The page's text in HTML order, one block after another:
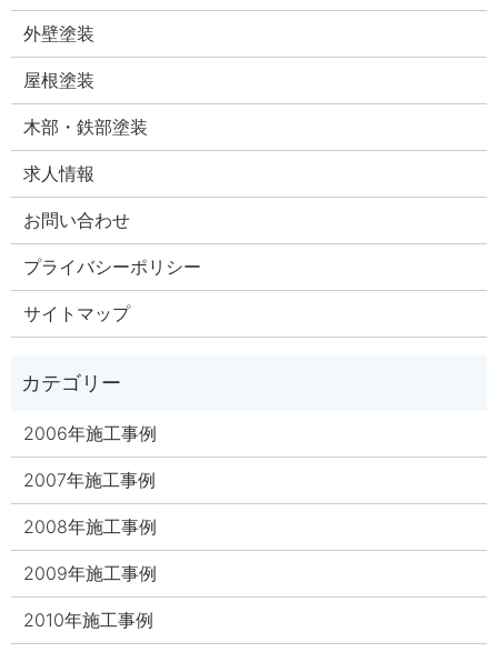
外壁塗装
屋根塗装
木部・鉄部塗装
求人情報
お問い合わせ
プライバシーポリシー
サイトマップ
2006年施工事例
2007年施工事例
2008年施工事例
2009年施工事例
2010年施工事例